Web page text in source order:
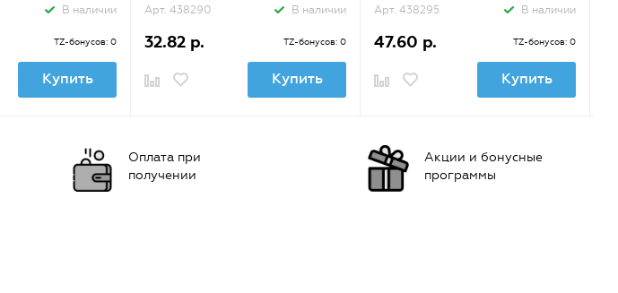
В наличии
TZ-бонусов: 0
Купить
Арт. 438290 В наличии
32.82 р. TZ-бонусов: 0
Купить
Арт. 438295 В наличии
47.60 р. TZ-бонусов: 0
Купить
Оплата при
получении
Акции и бонусные
программы